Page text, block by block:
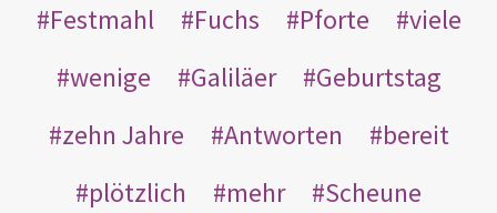
Festmahl
Fuchs Pforte
viele
wenige
Galiläer
Geburtstag
zehn Jahre
Antworten
bereit
plötzlich
mehr Scheune